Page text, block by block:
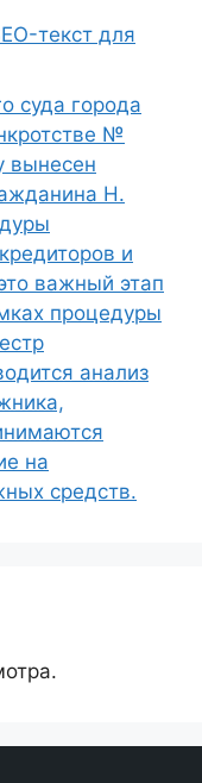
текст для
суда города
№
вынесен
Н.
и
важный этап
процедуры
анализ
на
средств.